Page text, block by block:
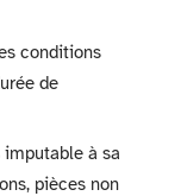
conditions
de
à sa
pièces non